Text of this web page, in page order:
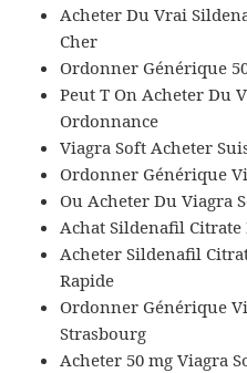
Acheter Du Vrai
Cher
Ordonner Générique
Peut T On Acheter Du
Ordonnance
Viagra Soft Acheter
Ordonner Générique
Ou Acheter Du Viagra
Achat Sildenafil Citrate
Acheter Sildenafil
Rapide
Ordonner Générique
Strasbourg
Acheter 50 mg Viagra